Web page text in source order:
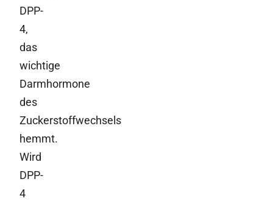
DPP-
4,
das
wichtige
Darmhormone
des
Zuckerstoffwechsels
hemmt.
Wird
DPP-
4